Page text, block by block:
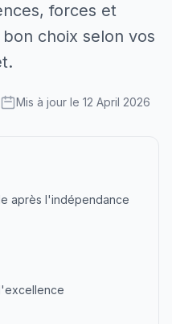
forces et
choix selon vos
Mis à jour le 12 April 2026
après l'indépendance